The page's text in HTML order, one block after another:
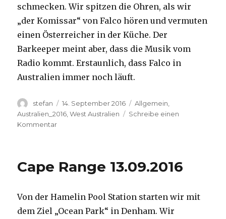
schmecken. Wir spitzen die Ohren, als wir
„der Komissar“ von Falco hören und vermuten
einen Österreicher in der Küche. Der
Barkeeper meint aber, dass die Musik vom
Radio kommt. Erstaunlich, dass Falco in
Australien immer noch läuft.
Autor
stefan
Veröffentlicht
am
14. September 2016 Kategorien
Allgemein
Australien_2016 ,West Australien
Schreibe einen
Kommentarzu
Cape Range 13.09.2016
Von der Hamelin Pool Station starten wir mit
dem Ziel „Ocean Park“ in Denham. Wir